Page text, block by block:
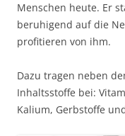
Menschen heute. Er
beruhigend auf die
profitieren von ihm.
Dazu tragen neben
Inhaltsstoffe bei:
Kalium, Gerbstoffe